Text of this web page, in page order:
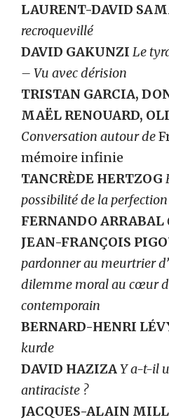
LAURENT-DAVID
recroquevillé
DAVID GAKUNZI Le
– Vu avec dérision
TRISTAN GARCIA,
MAËL RENOUARD,
Conversation autour de
mémoire infinie
TANCRÈDE HERTZOG
possibilité de la
FERNANDO ARRABAL
JEAN-FRANÇOIS
pardonner au meurtrier
dilemme moral au cœur
contemporain
BERNARD-HENRI
kurde
DAVID HAZIZAY a-t-il
antiraciste ?
JACQUES-ALAIN